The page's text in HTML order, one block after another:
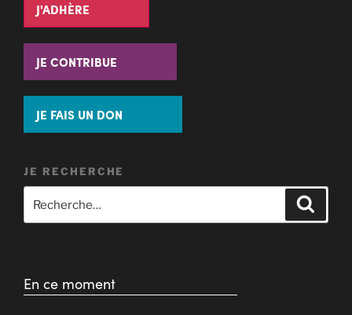
J'ADHÈRE
JE CONTRIBUE
JE FAIS UN DON
JE RECHERCHE
En ce moment